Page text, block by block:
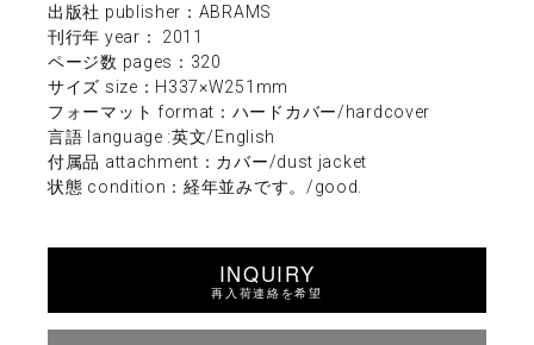
出版社 publisher：ABRAMS
刊行年 year： 2011
ページ数 pages：320
サイズ size：H337×W251mm
フォーマット format：ハードカバー/hardcover
言語 language :英文/English
付属品 attachment：カバー/dust jacket
状態 condition：経年並みです。/good.
INQUIRY
再入荷連絡を希望